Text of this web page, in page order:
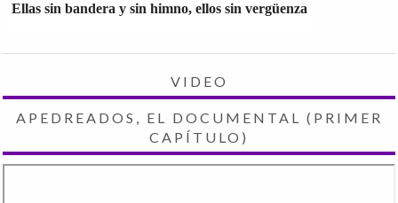
Ellas sin bandera y sin himno, ellos sin vergüenza
VIDEO
APEDREADOS, EL DOCUMENTAL (PRIMER
CAPÍTULO)